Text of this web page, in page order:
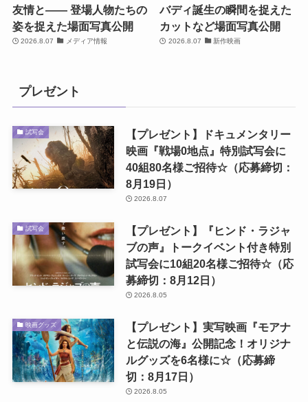
友情と―― 登場人物たちの
姿を捉えた場面写真公開
2026.8.07 メディア情報
バディ誕生の瞬間を捉えた
カットなど場面写真公開
2026.8.07 新作映画
プレゼント
試写会
【プレゼント】ドキュメンタリー
映画『戦場0地点』特別試写会に
40組80名様ご招待☆（応募締切：
8月19日）
2026.8.07
試写会
【プレゼント】『ヒンド・ラジャ
ブの声』トークイベント付き特別
試写会に10組20名様ご招待☆（応
募締切：8月12日）
2026.8.05
映画グッズ
【プレゼント】実写映画『モアナ
と伝説の海』公開記念！オリジナ
ルグッズを6名様に☆（応募締
切：8月17日）
2026.8.05